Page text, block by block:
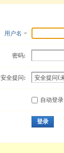
用户名
密码:
安全提问:
自动登录
登录